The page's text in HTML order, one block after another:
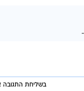
בשליחת התגובה